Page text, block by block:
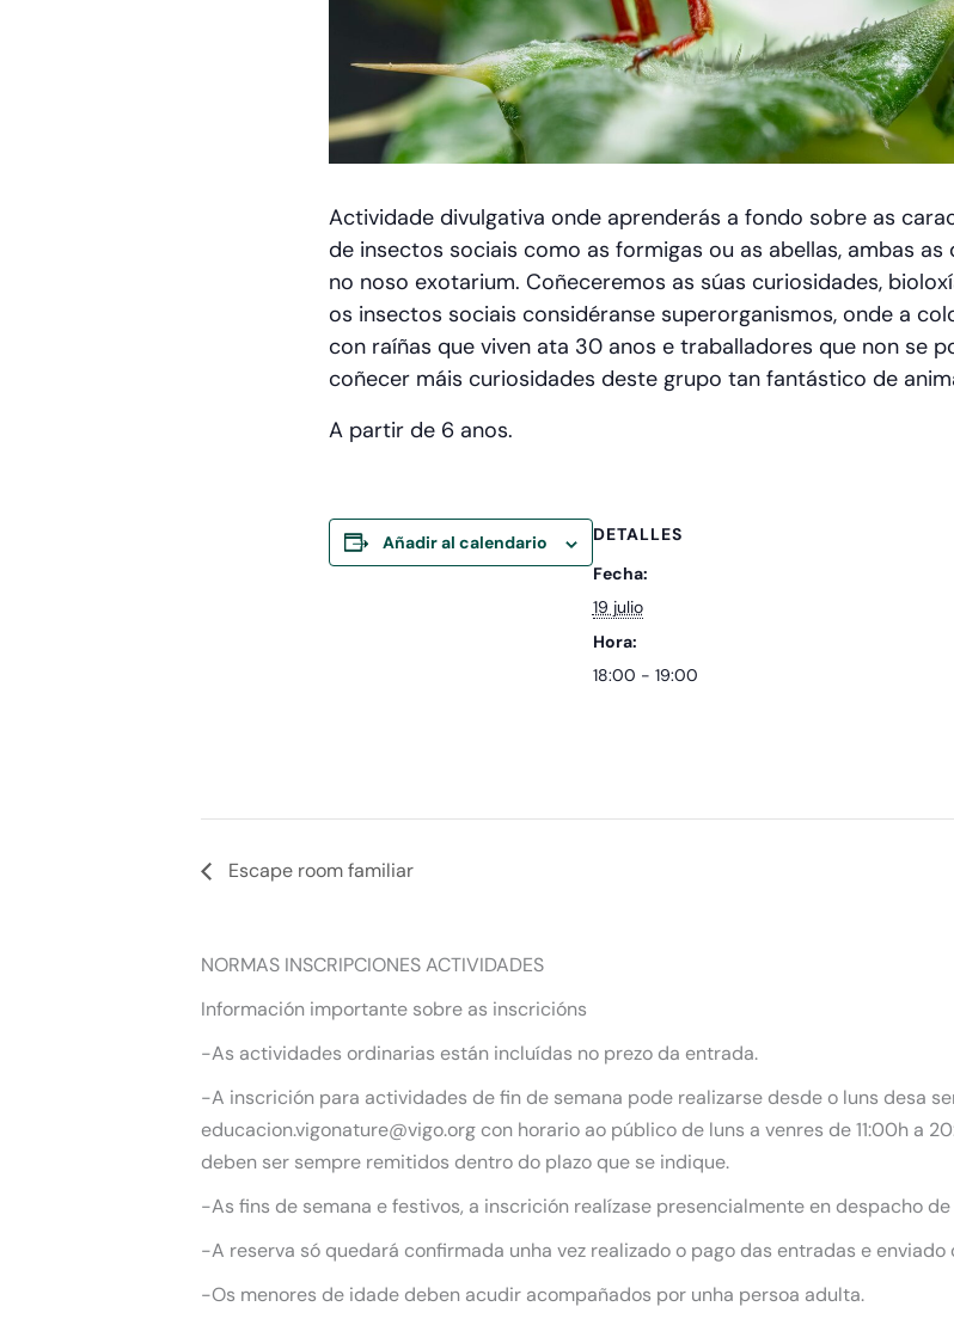
Actividade divulgativa onde aprenderás a fondo sobre as
de insectos sociais como as formigas ou as abellas, ambas
no noso exotarium. Coñeceremos as súas curiosidades,
os insectos sociais considéranse superorganismos, onde a
con raíñas que viven ata 30 anos e traballadores que non se
coñecer máis curiosidades deste grupo tan fantástico de
A partir de 6 anos.
Añadir al calendario
DETALLES
Fecha:
19 julio
Hora:
18:00 - 19:00
Escape room familiar
NORMAS INSCRIPCIONES ACTIVIDADES
Información importante sobre as inscricións
-As actividades ordinarias están incluídas no prezo da entrada.
-A inscrición para actividades de fin de semana pode realizarse desde o luns desa
educacion.vigonature@vigo.org con horario ao público de luns a venres de 11:00h a
deben ser sempre remitidos dentro do plazo que se indique.
-As fins de semana e festivos, a inscrición realízase presencialmente en despacho
-A reserva só quedará confirmada unha vez realizado o pago das entradas e
-Os menores de idade deben acudir acompañados por unha persoa adulta.